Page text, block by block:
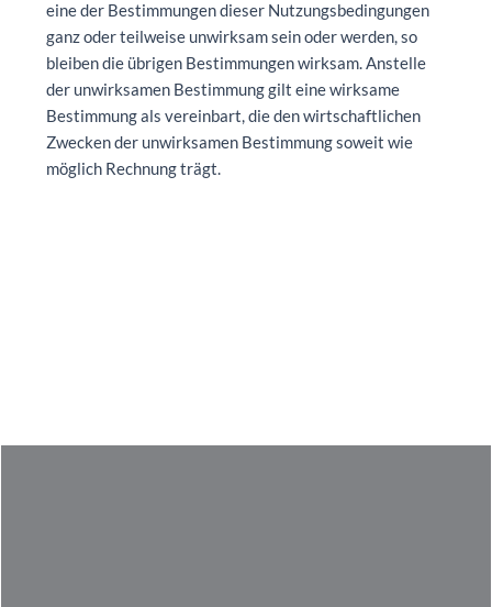
eine der Bestimmungen dieser Nutzungsbedingungen
ganz oder teilweise unwirksam sein oder werden, so
bleiben die übrigen Bestimmungen wirksam. Anstelle
der unwirksamen Bestimmung gilt eine wirksame
Bestimmung als vereinbart, die den wirtschaftlichen
Zwecken der unwirksamen Bestimmung soweit wie
möglich Rechnung trägt.